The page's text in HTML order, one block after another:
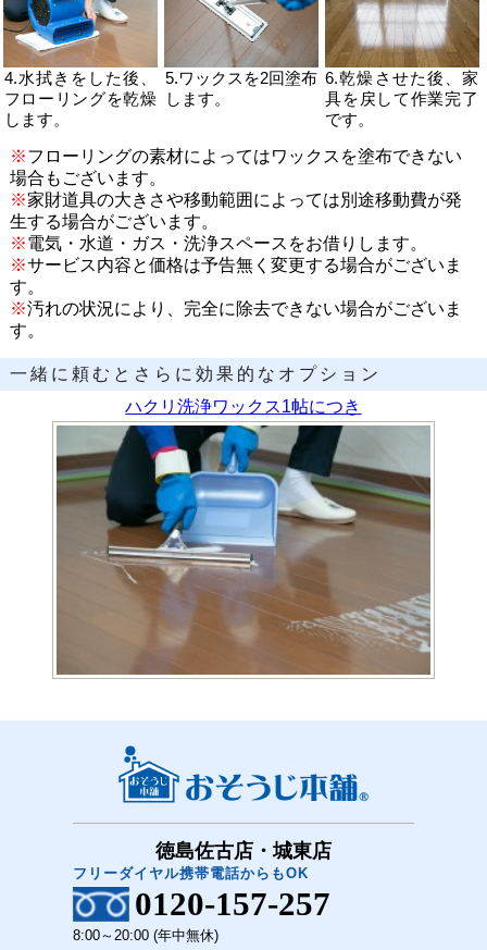
4.水拭きをした後、
フローリングを乾燥
します。
5.ワックスを2回塗布
します。
6.乾燥させた後、家
具を戻して作業完了
です。
※フローリングの素材によってはワックスを塗布できない
場合もございます。
※家財道具の大きさや移動範囲によっては別途移動費が発
生する場合がございます。
※電気・水道・ガス・洗浄スペースをお借りします。
※サービス内容と価格は予告無く変更する場合がございま
す。
※汚れの状況により、完全に除去できない場合がございま
す。
一緒に頼むとさらに効果的なオプション
ハクリ洗浄ワックス1帖につき
徳島佐古店・城東店
フリーダイヤル携帯電話からもOK
0120-157-257
8:00～20:00 (年中無休)